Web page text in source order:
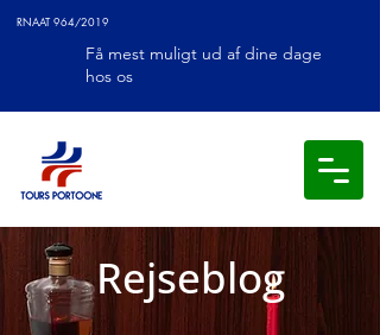
RNAAT 964/2019
Få mest muligt ud af dine dage
hos os
Rejseblog